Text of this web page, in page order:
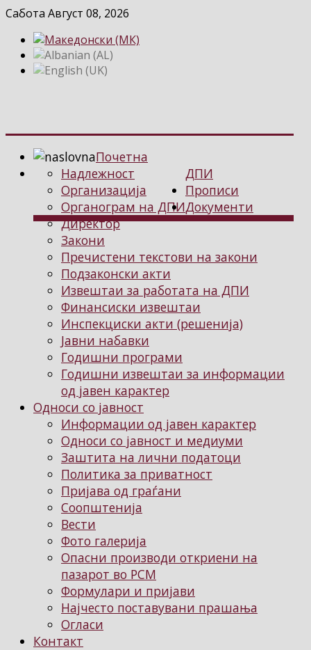
Сабота Август 08, 2026
Почетна
ДПИ
Надлежност
Организација
Органограм на ДПИ
Директор
Прописи
Закони
Пречистени текстови на закони
Подзаконски акти
Документи
Извештаи за работата на ДПИ
Финансиски извештаи
Инспекциски акти (решенија)
Јавни набавки
Годишни програми
Годишни извештаи за информации
од јавен карактер
Односи со јавност
Информации од јавен карактер
Односи со јавност и медиуми
Заштита на лични податоци
Политика за приватност
Пријава од граѓани
Соопштенија
Вести
Фото галерија
Опасни производи откриени на
пазарот во РСМ
Формулари и пријави
Најчесто поставувани прашања
Огласи
Контакт